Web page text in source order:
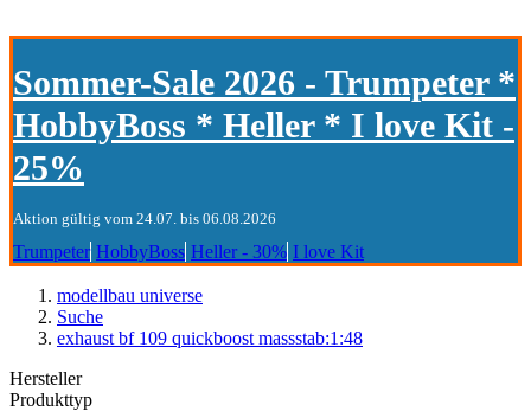
Sommer-Sale 2026 - Trumpeter *
HobbyBoss * Heller * I love Kit -
25%
Aktion gültig vom 24.07. bis 06.08.2026
Trumpeter HobbyBoss Heller - 30% I love Kit
modellbau universe
Suche
exhaust bf 109 quickboost massstab:1:48
Hersteller
Produkttyp